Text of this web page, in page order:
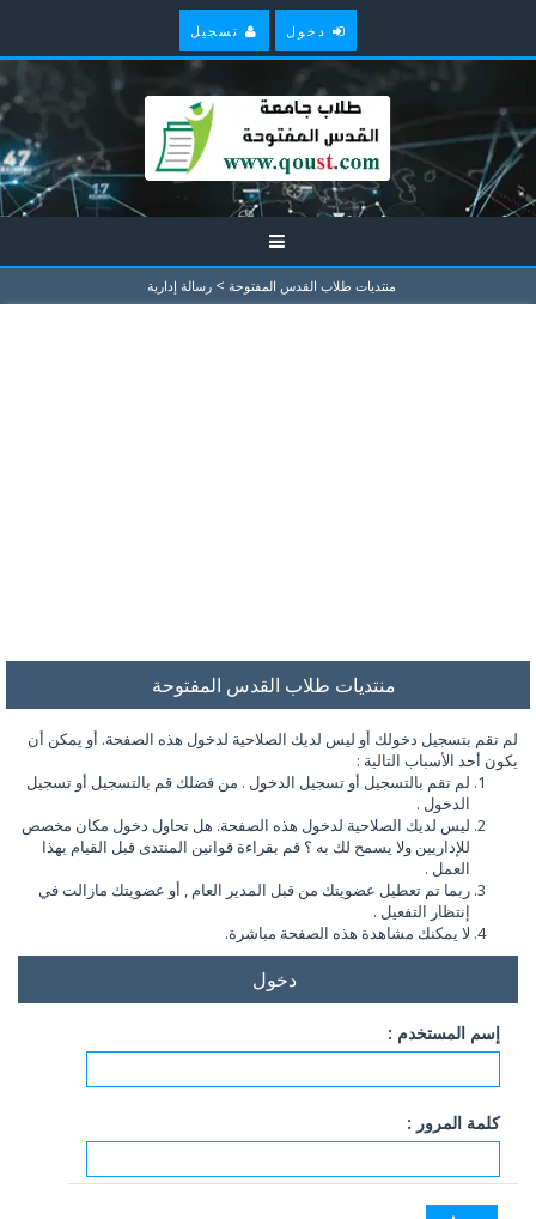
دخول تسجيل
منتديات طلاب القدس المفتوحة > رسالة إدارية
منتديات طلاب القدس المفتوحة
لم تقم بتسجيل دخولك أو ليس لديك الصلاحية لدخول هذه الصفحة. أو يمكن أن
يكون أحد الأسباب التالية :
لم تقم بالتسجيل أو تسجيل الدخول . من فضلك قم بالتسجيل أو تسجيل
الدخول .
ليس لديك الصلاحية لدخول هذه الصفحة. هل تحاول دخول مكان مخصص
للإداريين ولا يسمح لك به ؟ قم بقراءة قوانين المنتدى قبل القيام بهذا
العمل .
ربما تم تعطيل عضويتك من قبل المدير العام , أو عضويتك مازالت في
إنتظار التفعيل .
لا يمكنك مشاهدة هذه الصفحة مباشرة.
دخول
إسم المستخدم :
كلمة المرور :